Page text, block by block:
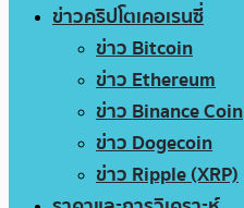
ข่าวคริปโตเคอเรนซี่
ข่าว Bitcoin
ข่าว Ethereum
ข่าว Binance Coin
ข่าว Dogecoin
ข่าว Ripple (XRP)